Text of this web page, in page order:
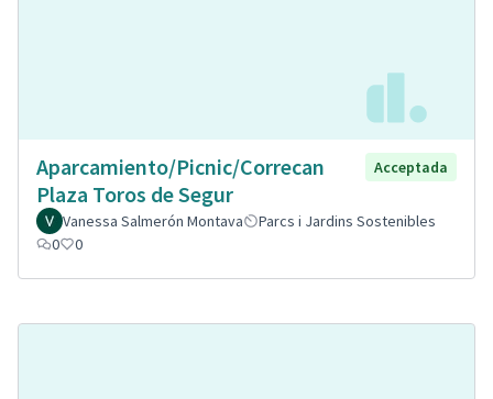
Aparcamiento/Picnic/Correcan
Plaza Toros de Segur
Acceptada
Vanessa Salmerón Montava
Parcs i Jardins Sostenibles
0
0